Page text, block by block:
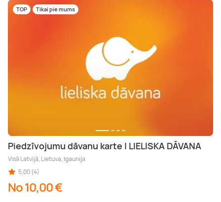
TOP Tikai pie mums
Piedzīvojumu dāvanu karte | LIELISKA DĀVANA
Visā Latvijā, Lietuva, Igaunija
5,00 (4)
No 10,00 €